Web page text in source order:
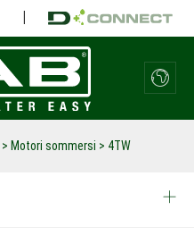
|
> Motori sommersi > 4TW